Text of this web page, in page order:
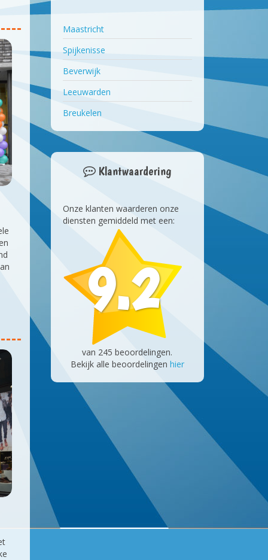
Maastricht
Spijkenisse
Beverwijk
Leeuwarden
Breukelen
Klantwaardering
Onze klanten waarderen onze
diensten gemiddeld met een:
9.2
van 245 beoordelingen.
Bekijk alle beoordelingen hier